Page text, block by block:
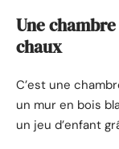
Une
chaux
C’est une
un mur en bois
un jeu d’enfant